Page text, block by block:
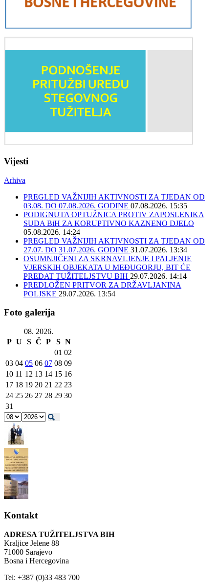
Vijesti
Arhiva
PREGLED VAŽNIJIH AKTIVNOSTI ZA TJEDAN OD
03.08. DO 07.08.2026. GODINE 07.08.2026. 15:35
PODIGNUTA OPTUŽNICA PROTIV ZAPOSLENIKA
SUDA BiH ZA KORUPTIVNO KAZNENO DJELO
05.08.2026. 14:24
PREGLED VAŽNIJIH AKTIVNOSTI ZA TJEDAN OD
27.07. DO 31.07.2026. GODINE 31.07.2026. 13:34
OSUMNJIČENI ZA SKRNAVLJENJE I PALJENJE
VJERSKIH OBJEKATA U MEĐUGORJU, BIT ĆE
PREDAT TUŽITELJSTVU BIH 29.07.2026. 14:14
PREDLOŽEN PRITVOR ZA DRŽAVLJANINA
POLJSKE 29.07.2026. 13:54
Foto galerija
08. 2026.
P U S Č P S N
01 02
03 04 05 06 07 08 09
10 11 12 13 14 15 16
17 18 19 20 21 22 23
24 25 26 27 28 29 30
31
Kontakt
ADRESA TUŽITELJSTVA BIH
Kraljice Jelene 88
71000 Sarajevo
Bosna i Hercegovina
Tel: +387 (0)33 483 700